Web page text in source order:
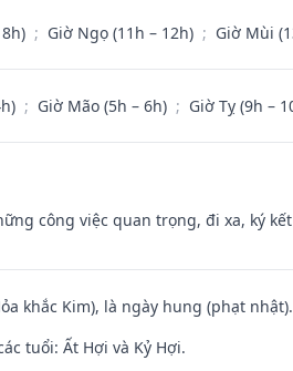
; Giờ Ngọ (11h – 12h) ; Giờ Mùi
; Giờ Mão (5h – 6h) ; Giờ Tỵ (9h –
công việc quan trọng, đi xa, ký
khắc Kim), là ngày hung (phạt nhật).
tuổi: Ất Hợi và Kỷ Hợi.